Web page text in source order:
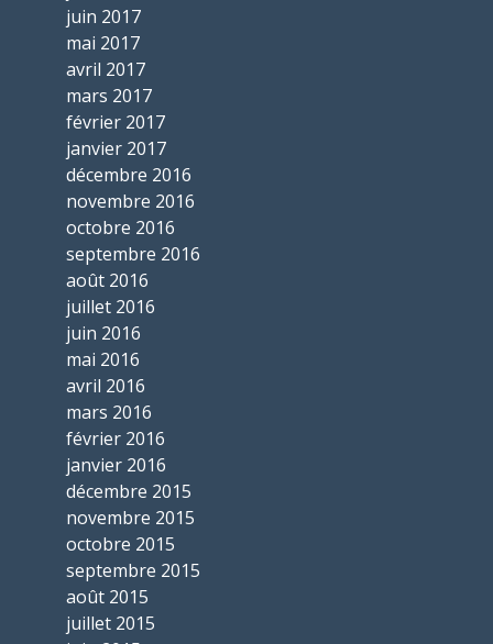
juin 2017
mai 2017
avril 2017
mars 2017
février 2017
janvier 2017
décembre 2016
novembre 2016
octobre 2016
septembre 2016
août 2016
juillet 2016
juin 2016
mai 2016
avril 2016
mars 2016
février 2016
janvier 2016
décembre 2015
novembre 2015
octobre 2015
septembre 2015
août 2015
juillet 2015